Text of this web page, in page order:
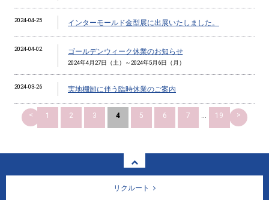
2024-04-25 インターモールド金型展に出展いたしました。
2024-04-02 ゴールデンウィーク休業のお知らせ
2024年4月27日（土）～2024年5月6日（月）
2024-03-26 実地棚卸に伴う臨時休業のご案内
< 1 2 3 4 5 6 7 19 >
リクルート